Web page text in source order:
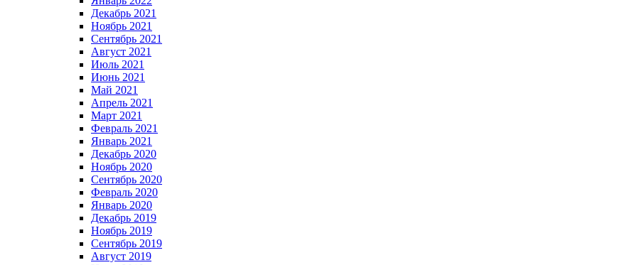
Декабрь 2021
Ноябрь 2021
Сентябрь 2021
Август 2021
Июль 2021
Июнь 2021
Май 2021
Апрель 2021
Март 2021
Февраль 2021
Январь 2021
Декабрь 2020
Ноябрь 2020
Сентябрь 2020
Февраль 2020
Январь 2020
Декабрь 2019
Ноябрь 2019
Сентябрь 2019
Август 2019